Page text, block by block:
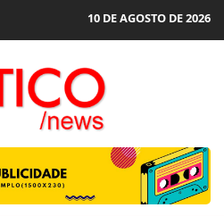
10 DE AGOSTO DE 2026